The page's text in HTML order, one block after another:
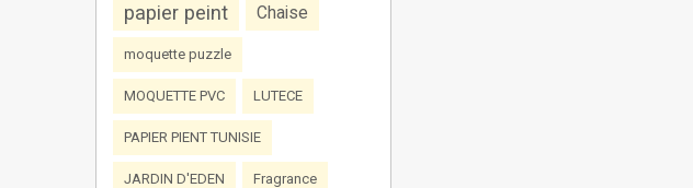
papier peint Chaise
moquette puzzle
MOQUETTE PVC LUTECE
PAPIER PIENT TUNISIE
JARDIN D'EDEN Fragrance